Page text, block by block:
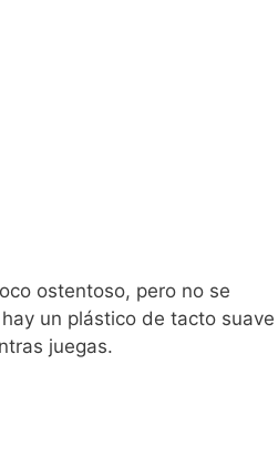
ostentoso, pero no se
un plástico de tacto suave
juegas.